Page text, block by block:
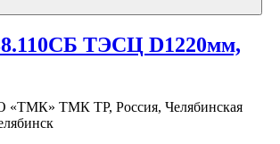
ТЭСЦ D1220мм,
ТМК ТР, Россия, Челябинская